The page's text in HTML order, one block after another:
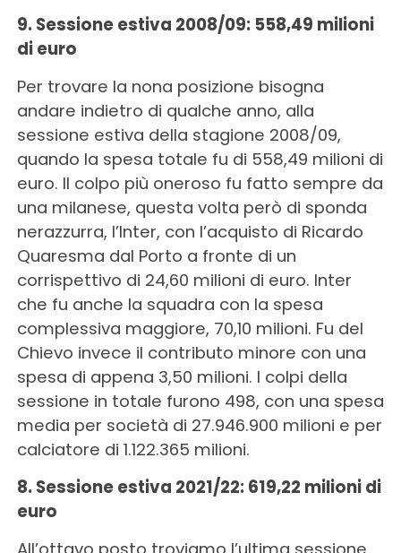
9. Sessione estiva 2008/09: 558,49 milioni
di euro
Per trovare la nona posizione bisogna
andare indietro di qualche anno, alla
sessione estiva della stagione 2008/09,
quando la spesa totale fu di 558,49 milioni di
euro. Il colpo più oneroso fu fatto sempre da
una milanese, questa volta però di sponda
nerazzurra, l’Inter, con l’acquisto di Ricardo
Quaresma dal Porto a fronte di un
corrispettivo di 24,60 milioni di euro. Inter
che fu anche la squadra con la spesa
complessiva maggiore, 70,10 milioni. Fu del
Chievo invece il contributo minore con una
spesa di appena 3,50 milioni. I colpi della
sessione in totale furono 498, con una spesa
media per società di 27.946.900 milioni e per
calciatore di 1.122.365 milioni.
8. Sessione estiva 2021/22: 619,22 milioni di
euro